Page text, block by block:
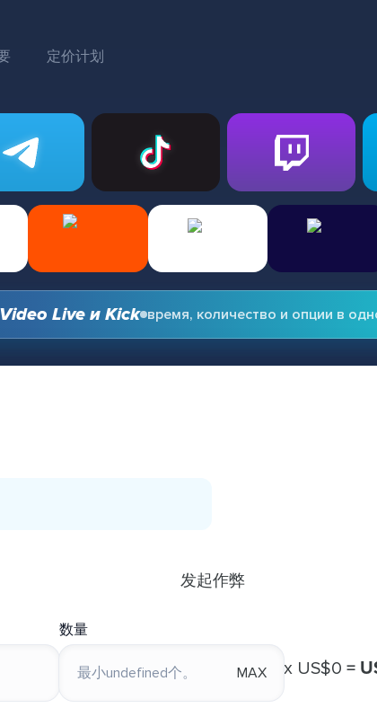
定价计划
Live и Kick время, количество и опции в одном
发起作弊
数量
MAX х US$0 =